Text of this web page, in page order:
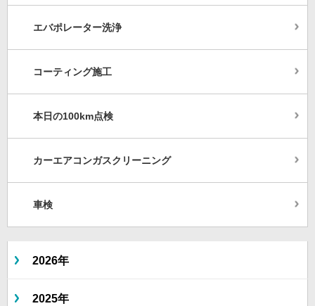
エバポレーター洗浄
コーティング施工
本日の100km点検
カーエアコンガスクリーニング
車検
2026年
2025年